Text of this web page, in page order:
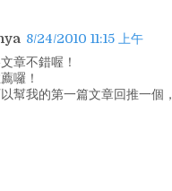
8/24/2010 11:15 上午
章不錯喔！
囉！
幫我的第一篇文章回推一個，